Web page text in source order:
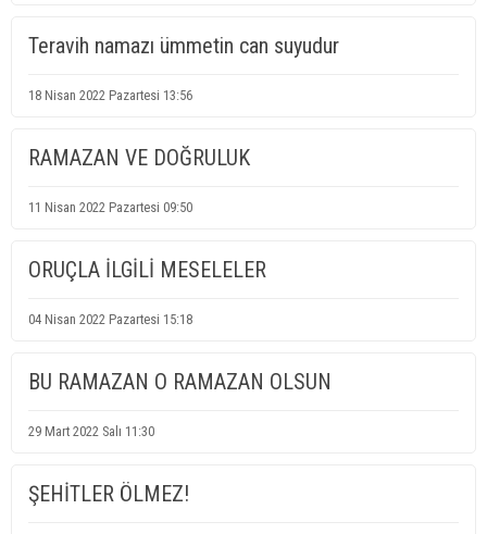
Teravih namazı ümmetin can suyudur
18 Nisan 2022 Pazartesi 13:56
RAMAZAN VE DOĞRULUK
11 Nisan 2022 Pazartesi 09:50
ORUÇLA İLGİLİ MESELELER
04 Nisan 2022 Pazartesi 15:18
BU RAMAZAN O RAMAZAN OLSUN
29 Mart 2022 Salı 11:30
ŞEHİTLER ÖLMEZ!